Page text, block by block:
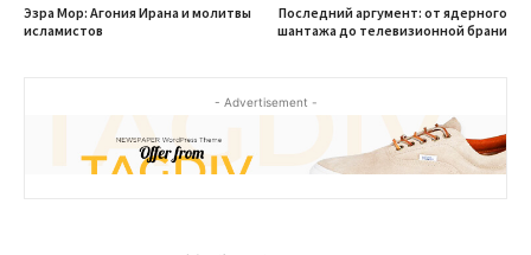
Эзра Мор: Агония Ирана и молитвы
исламистов
Последний аргумент: от ядерного
шантажа до телевизионной брани
- Advertisement -